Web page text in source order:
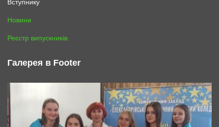
Вступнику
Новини
Реєстр випускників
Галерея в Footer